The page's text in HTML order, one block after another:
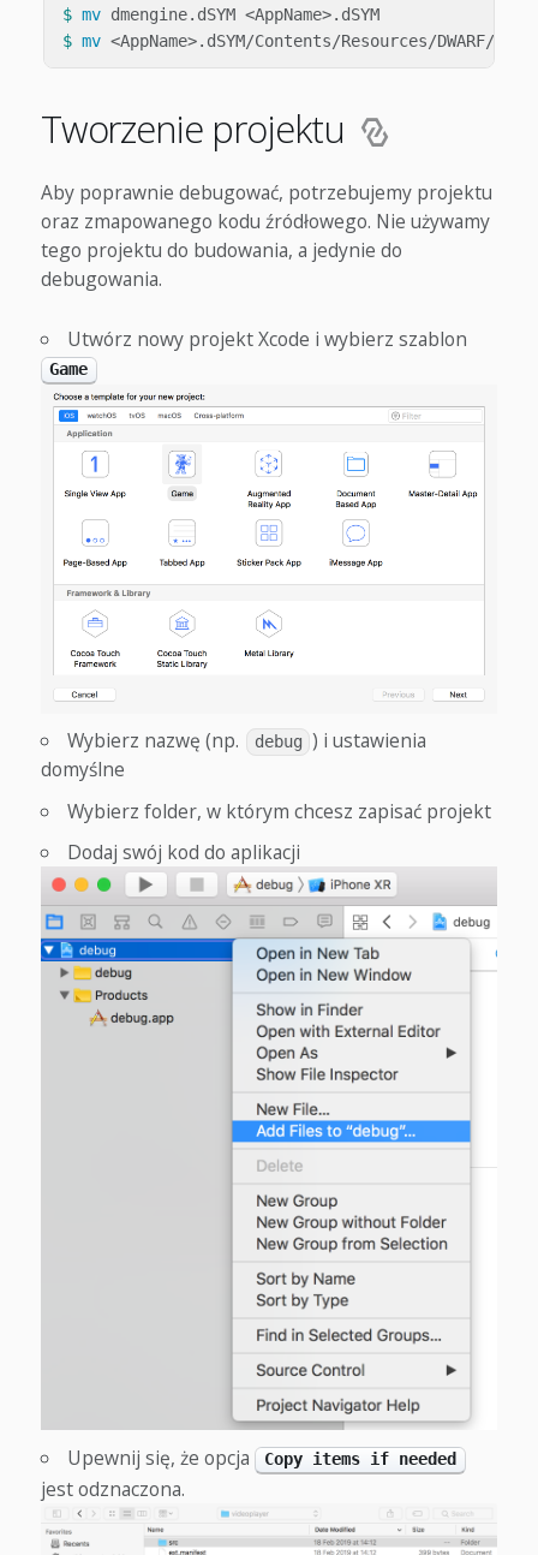
$ mv
$ mv
Tworzenie projektu
Aby poprawnie debugować, potrzebujemy projektu
oraz zmapowanego kodu źródłowego. Nie używamy
tego projektu do budowania, a jedynie do
debugowania.
Utwórz nowy projekt Xcode i wybierz szablon
Game
Wybierz nazwę (np. debug ) i ustawienia
domyślne
Wybierz folder, w którym chcesz zapisać projekt
Dodaj swój kod do aplikacji
Upewnij się, że opcja Copy items if needed
jest odznaczona.